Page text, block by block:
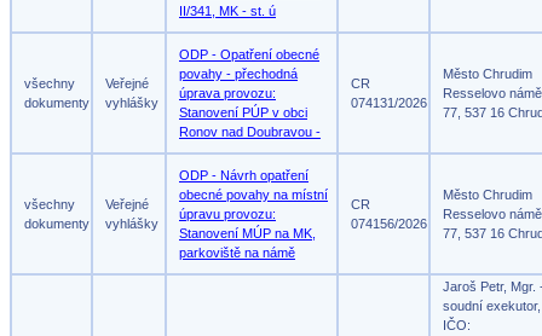
II/341, MK - st. ú
všechny
dokumenty
Veřejné
vyhlášky
ODP - Opatření obecné
povahy - přechodná
úprava provozu:
Stanovení PÚP v obci
Ronov nad Doubravou -
CR
074131/2026
Město Chrudim
Resselovo
77, 537 16
všechny
dokumenty
Veřejné
vyhlášky
ODP - Návrh opatření
obecné povahy na místní
úpravu provozu:
Stanovení MÚP na MK,
parkoviště na námě
CR
074156/2026
Město Chrudim
Resselovo
77, 537 16
Jaroš Petr, Mgr.
soudní exekutor,
IČO: